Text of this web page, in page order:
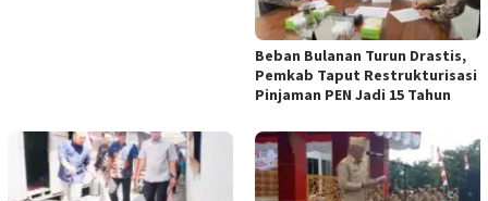
Beban Bulanan Turun Drastis,
Pemkab Taput Restrukturisasi
Pinjaman PEN Jadi 15 Tahun‎